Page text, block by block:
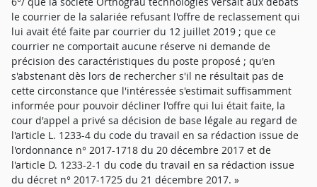
le courrier de la salariée refusant l'offre de reclassement qui
lui avait été faite par courrier du 12 juillet 2019 ; que ce
courrier ne comportait aucune réserve ni demande de
précision des caractéristiques du poste proposé ; qu'en
s'abstenant dès lors de rechercher s'il ne résultait pas de
cette circonstance que l'intéressée s'estimait suffisamment
informée pour pouvoir décliner l'offre qui lui était faite, la
cour d'appel a privé sa décision de base légale au regard de
l'article L. 1233-4 du code du travail en sa rédaction issue de
l'ordonnance n° 2017-1718 du 20 décembre 2017 et de
l'article D. 1233-2-1 du code du travail en sa rédaction issue
du décret n° 2017-1725 du 21 décembre 2017. »